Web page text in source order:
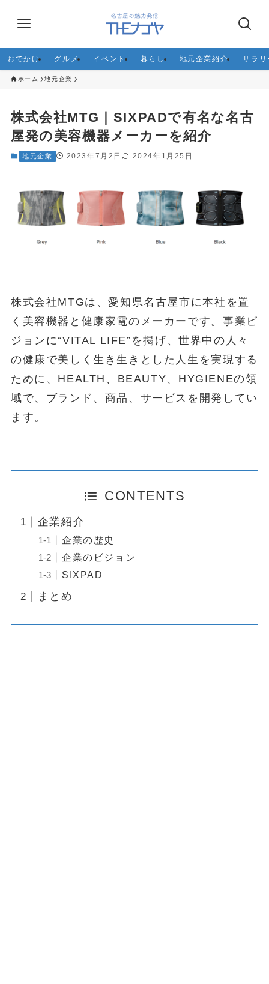
おでかけ グルメ イベント 暮らし 地元企業紹介 サラリ
ホーム 地元企業
株式会社MTG｜SIXPADで有名な名古
屋発の美容機器メーカーを紹介
地元企業 2023年7月2日 2024年1月25日
株式会社MTGは、愛知県名古屋市に本社を置
く美容機器と健康家電のメーカーです。事業ビ
ジョンに“VITAL LIFE”を掲げ、世界中の人々
の健康で美しく生き生きとした人生を実現する
ために、HEALTH、BEAUTY、HYGIENEの領
域で、ブランド、商品、サービスを開発してい
ます。
CONTENTS
企業紹介
企業の歴史
企業のビジョン
SIXPAD
まとめ